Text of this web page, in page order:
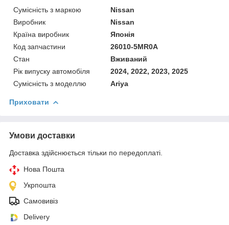
Сумісність з маркою
Nissan
Виробник
Nissan
Країна виробник
Японія
Код запчастини
26010-5MR0A
Стан
Вживаний
Рік випуску автомобіля
2024, 2022, 2023, 2025
Сумісність з моделлю
Ariya
Приховати
Умови доставки
Доставка здійснюється тільки по передоплаті.
Нова Пошта
Укрпошта
Самовивіз
Delivery